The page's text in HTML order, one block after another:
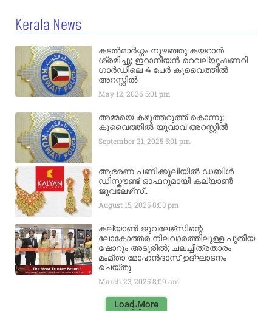
Kerala News
കടൽമാർഗ്ഗം നുഴഞ്ഞു കയറാൻ
ശ്രമിച്ചു; ഇറാനിയൻ റെവല്യൂഷണറി
ഗാർഡിലെ 4 പേർ കുവൈത്തിൽ
അറസ്റ്റിൽ
May 12, 20265:01 pm
അമ്മയെ കഴുത്തറുത്ത് കൊന്നു;
കുവൈത്തിൽ യുവാവ് അറസ്റ്റിൽ
September 21, 20255:01 pm
ആഭരണ പണിക്കൂലിയിൽ ഡബിൾ
ഡിസ്കൗണ്ട് ഓഫറുമായി കല്യാൺ
ജൂവലേഴ്‌സ്..
August 15, 20258:03 pm
കല്യാൺ ജൂവലേഴ്‌സിന്റെ
ലോകോത്തര നിലവാരത്തിലുള്ള പുതിയ
ഷോറൂം അടൂരിൽ; ചലച്ചിത്രതാരം
മംമ്താ മോഹൻദാസ് ഉദ്ഘാടനം
ചെയ്‌തു
March 23, 20258:09 am
Load More